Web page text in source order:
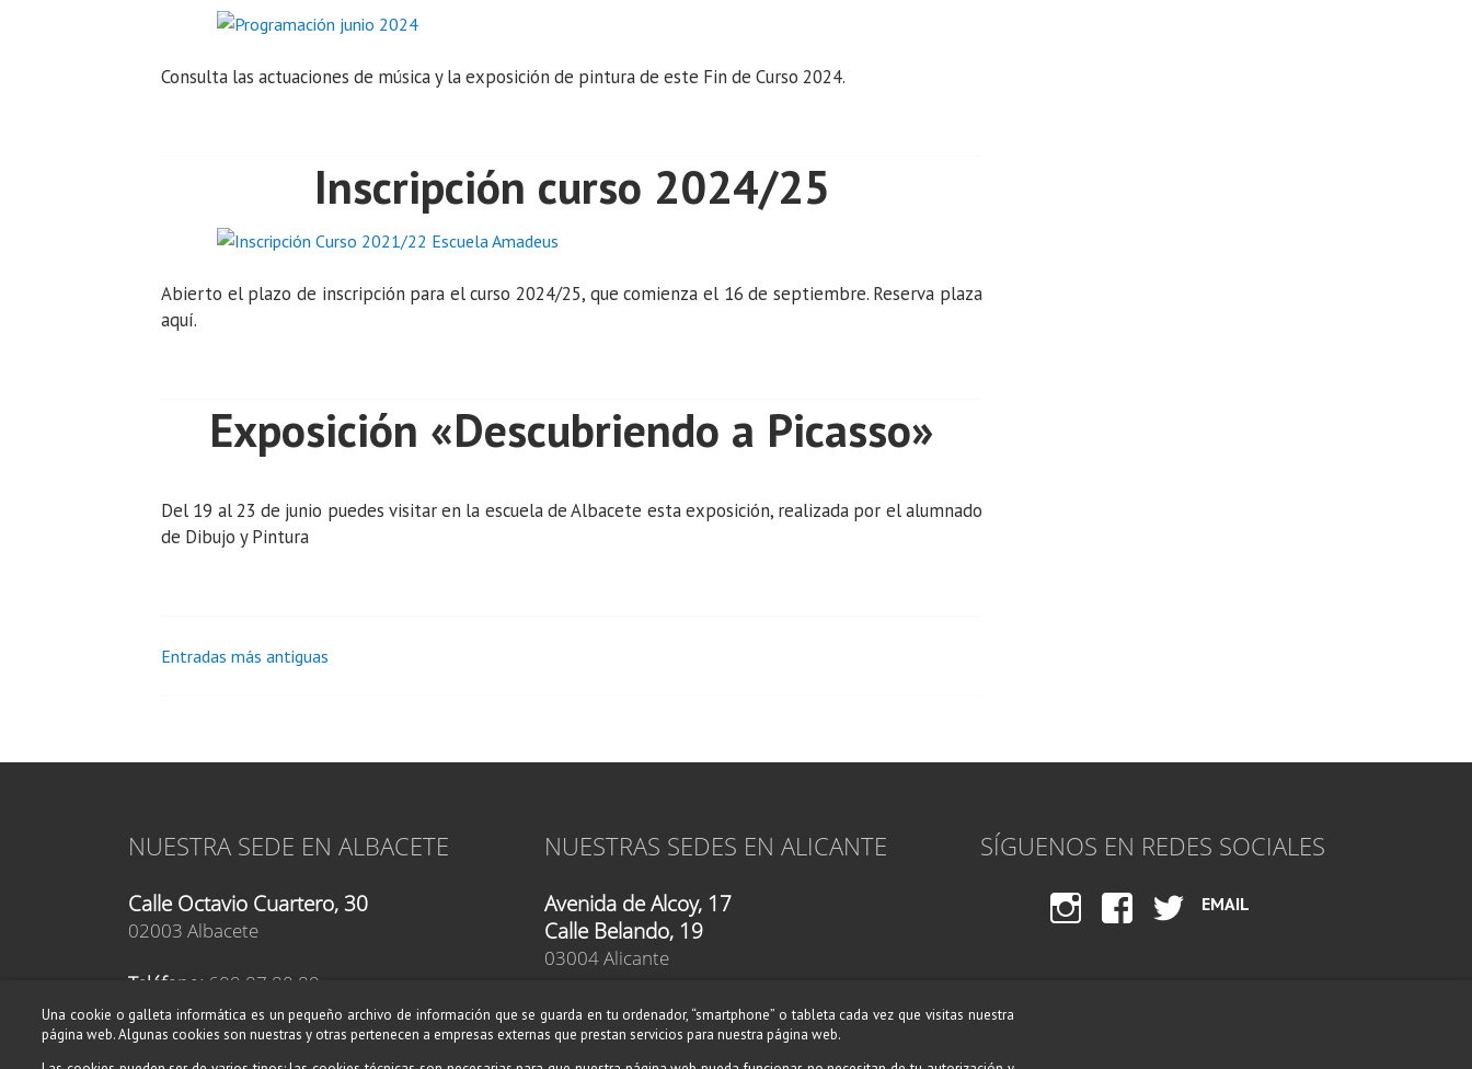
Consulta las actuaciones de música y la exposición de pintura de este Fin de Curso 2024.
Inscripción curso 2024/25
Abierto el plazo de inscripción para el curso 2024/25, que comienza el 16 de septiembre. Reserva plaza
aquí.
Exposición «Descubriendo a Picasso»
Del 19 al 23 de junio puedes visitar en la escuela de Albacete esta exposición, realizada por el alumnado
de Dibujo y Pintura
Ir
las
Entradas más antiguas
NUESTRA SEDE EN ALBACETE
Calle Octavio Cuartero, 30
02003 Albacete
Teléfono: 609 87 80 89
Teléfono:619 46 76 52
E-mail:
albacete@amadeusescuelademusica.es
NUESTRAS SEDES EN ALICANTE
Avenida de Alcoy, 17
Calle Belando, 19
03004 Alicante
Teléfono: 619 46 76 52
Teléfono:609 87 80 89
E-mail:alicante@amadeusescuelademusica.es
SÍGUENOS EN REDES SOCIALES
EMAIL
Una cookie o galleta informática es un pequeño archivo de información que se guarda en tu ordenador, “smartphone” o tableta cada vez que visitas nuestra
página web. Algunas cookies son nuestras y otras pertenecen a empresas externas que prestan servicios para nuestra página web.